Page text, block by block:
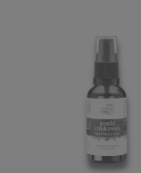
do koszyka